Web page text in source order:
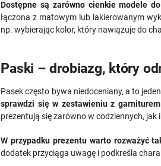
Dostępne są zarówno cienkie modele
łączona z matowym lub lakierowanym
np. wybierając kolor, który nawiązuje do
Paski – drobiazg, który
Pasek często bywa niedoceniany, a to
sprawdzi się w zestawieniu z
prezentują się zarówno w codziennych,
W przypadku prezentu warto rozważyć
dodatek przyciąga uwagę i podkreśla